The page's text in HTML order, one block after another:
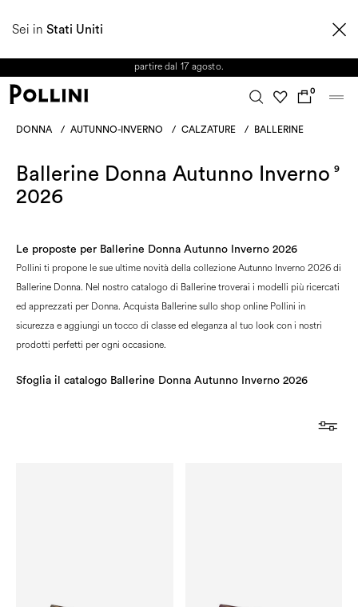
Sei in Stati Uniti
AUTUNNO/INVERNO 2026. Dall'8 al 16 agosto il Servizio Clienti non sarà
partire dal 17 agosto.
0
DONNA / AUTUNNO-INVERNO / CALZATURE / BALLERINE
Ballerine Donna Autunno Inverno
2026
9
Le proposte per Ballerine Donna Autunno Inverno 2026
Pollini ti propone le sue ultime novità della collezione Autunno Inverno 2026 di
Ballerine Donna. Nel nostro catalogo di Ballerine troverai i modelli più ricercati
ed apprezzati per Donna. Acquista Ballerine sullo shop online Pollini in
sicurezza e aggiungi un tocco di classe ed eleganza al tuo look con i nostri
prodotti perfetti per ogni occasione.
Sfoglia il catalogo Ballerine Donna Autunno Inverno 2026